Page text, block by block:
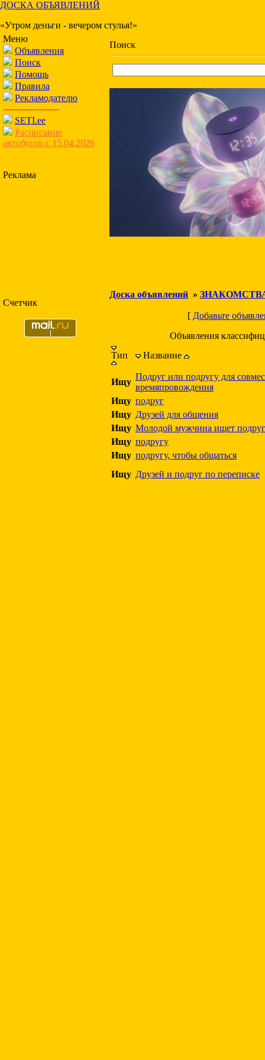
ДОСКА ОБЪЯВЛЕНИЙ
«Утром деньги - вечером стулья!»
Меню
Объявления
Поиск
Помощь
Правила
Рекламодателю
-------------------
SETI.ee
Расписание
автобусов с 15.04.2026
Реклама
Счетчик
Поиск
Доска объявлений »
[ Добавьте
Объявления
Тип
Название
Ищу
Подруг или подругу для
времяпровождения
Ищу подруг
Ищу Друзей для общения
Ищу Молодой мужчина ищет
Ищу подругу
Ищу подругу, чтобы общаться
Ищу Друзей и подруг по переписке